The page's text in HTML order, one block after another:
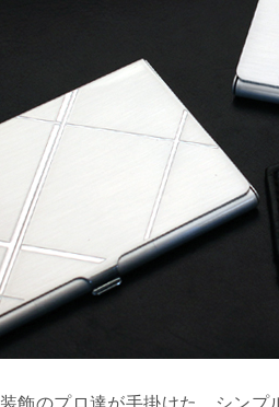
飾のプロ達が手掛けた、シン